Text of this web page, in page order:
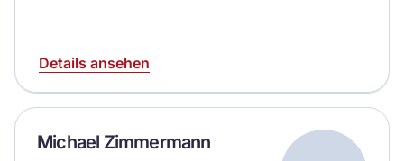
Details ansehen
Michael Zimmermann